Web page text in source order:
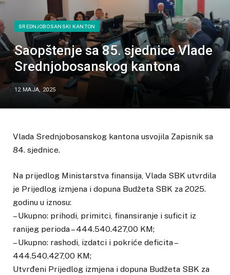
SREDNJOBOSANSKI KANTON
Saopštenje sa 85. sjednice Vlade
Srednjobosanskog kantona
12 MAJA, 2025
Vlada Srednjobosanskog kantona usvojila Zapisnik sa
84. sjednice.
Na prijedlog Ministarstva finansija, Vlada SBK utvrdila
je Prijedlog izmjena i dopuna Budžeta SBK za 2025.
godinu u iznosu:
– Ukupno: prihodi, primitci, finansiranje i suficit iz
ranijeg perioda – 444.540.427,00 KM;
– Ukupno: rashodi, izdatci i pokriće deficita –
444.540.427,00 KM;
Utvrđeni Prijedlog izmjena i dopuna Budžeta SBK za